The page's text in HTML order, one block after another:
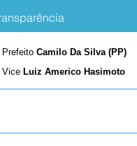
Prefeito Camilo Da Silva (PP)
Vice Luiz Americo Hasimoto